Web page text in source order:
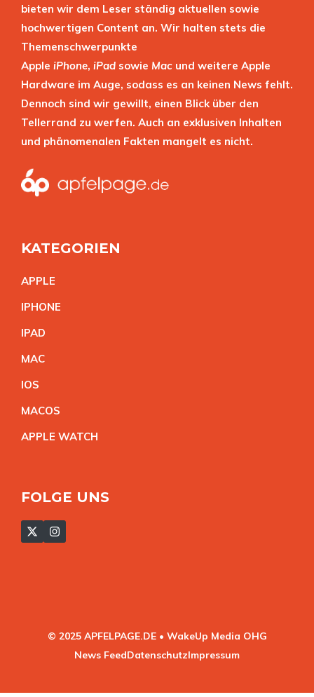
bieten wir dem Leser ständig aktuellen sowie
hochwertigen Content an. Wir halten stets die
Themenschwerpunkte
Apple iPhone, iPad sowie Mac und weitere Apple
Hardware im Auge, sodass es an keinen News fehlt.
Dennoch sind wir gewillt, einen Blick über den
Tellerrand zu werfen. Auch an exklusiven Inhalten
und phänomenalen Fakten mangelt es nicht.
KATEGORIEN
APPLE
IPHONE
IPAD
MAC
IOS
MACOS
APPLE WATCH
FOLGE UNS
© 2025 APFELPAGE.DE • WakeUp Media OHG
News FeedDatenschutzImpressum